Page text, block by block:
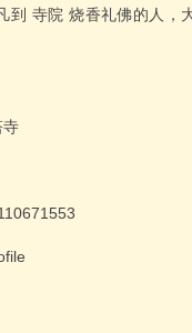
到 寺院烧香礼佛的人，